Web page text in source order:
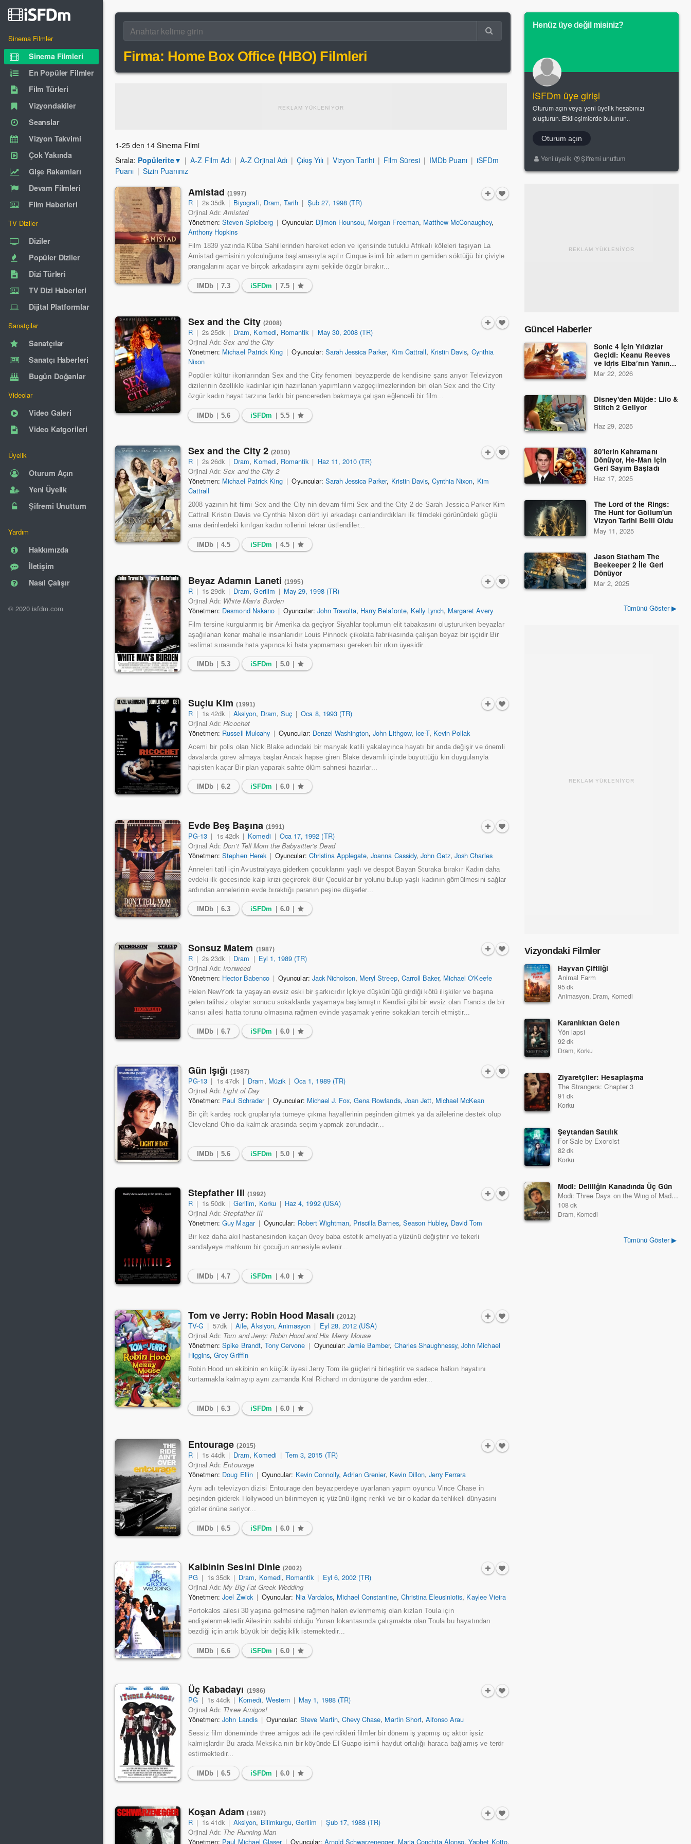
Sinema Filmler
Sinema Filmleri
En Popüler Filmler
Film Türleri
Vizyondakiler
Seanslar
Vizyon Takvimi
Çok Yakında
Gişe Rakamları
Devam Filmleri
Film Haberleri
TV Diziler
Diziler
Popüler Diziler
Dizi Türleri
TV Dizi Haberleri
Dijital Platformlar
Sanatçılar
Sanatçılar
Sanatçı Haberleri
Bugün Doğanlar
Videolar
Video Galeri
Video Katgorileri
Üyelik
Oturum Açın
Yeni Üyelik
Şifremi Unuttum
Yardım
Hakkımızda
İletişim
Nasıl Çalışır
© 2020 isfdm.com
Firma: Home Box Office (HBO) Filmleri
REKLAM YÜKLENİYOR
1-25 den 14 Sinema Filmi
Sırala: Popülerite▼ | A-Z Film Adı | A-Z Orjinal Adı | Çıkış Yılı | Vizyon Tarihi | Film Süresi | IMDb Puanı | iSFDm
Puanı | Sizin Puanınız
Amistad(1997)
R | 2s 35dk | Biyografi, Dram, Tarih | Şub 27, 1998 (TR)
Orjinal Adı:Amistad
Yönetmen: Steven Spielberg | Oyuncular: Djimon Hounsou, Morgan Freeman, Matthew McConaughey,
Anthony Hopkins
Film 1839 yazında Küba Sahillerinden hareket eden ve içerisinde tutuklu Afrikalı köleleri taşıyan La
Amistad gemisinin yolculuğuna başlamasıyla açılır Cinque isimli bir adamın gemiden söktüğü bir çiviyle
prangalarını açar ve birçok arkadaşını aynı şekilde özgür bırakır...
IMDb 7.3 iSFDm 7.5
Sex and the City (2008)
R | 2s 25dk | Dram, Komedi, Romantik | May 30, 2008 (TR)
Orjinal Adı:Sex and the City
Yönetmen: Michael Patrick King | Oyuncular: Sarah Jessica Parker, Kim Cattrall, Kristin Davis, Cynthia
Nixon
Popüler kültür ikonlarından Sex and the City fenomeni beyazperde de kendisine şans arıyor Televizyon
dizilerinin özellikle kadınlar için hazırlanan yapımların vazgeçilmezlerinden biri olan Sex and the City
özgür kadın hayat tarzına farklı bir pencereden bakmaya çalışan eğlenceli bir film...
IMDb 5.6 iSFDm 5.5
Sex and the City 2 (2010)
R | 2s 26dk | Dram, Komedi, Romantik | Haz 11, 2010 (TR)
Orjinal Adı:Sex and the City 2
Yönetmen: Michael Patrick King | Oyuncular: Sarah Jessica Parker, Kristin Davis,Cynthia Nixon, Kim
Cattrall
2008 yazının hit filmi Sex and the City nin devam filmi Sex and the City 2 de Sarah Jessica Parker Kim
Cattrall Kristin Davis ve Cynthia Nixon dört iyi arkadaşı canlandırdıkları ilk filmdeki görünürdeki güçlü
ama derinlerdeki kırılgan kadın rollerini tekrar üstlendiler...
IMDb 4.5 iSFDm 4.5
Beyaz Adamın Laneti (1995)
R | 1s 29dk | Dram,Gerilim | May 29, 1998 (TR)
Orjinal Adı: White Man's Burden
Yönetmen: Desmond Nakano | Oyuncular: John Travolta, Harry Belafonte, Kelly Lynch, Margaret Avery
Film tersine kurgulanmış bir Amerika da geçiyor Siyahlar toplumun elit tabakasını oluştururken beyazlar
aşağılanan kenar mahalle insanlarıdır Louis Pinnock çikolata fabrikasında çalışan beyaz bir işçidir Bir
teslimat sırasında hata yapınca ki hata yapmaması gereken bir ırkın üyesidir...
IMDb 5.3 iSFDm 5.0
Suçlu Kim(1991)
R | 1s 42dk | Aksiyon, Dram, Suç | Oca 8, 1993 (TR)
Orjinal Adı: Ricochet
Yönetmen: Russell Mulcahy | Oyuncular: Denzel Washington,John Lithgow, Ice-T, Kevin Pollak
Acemi bir polis olan Nick Blake adındaki bir manyak katili yakalayınca hayatı bir anda değişir ve önemli
davalarda görev almaya başlar Ancak hapse giren Blake devamlı içinde büyüttüğü kin duygularıyla
hapisten kaçar Bir plan yaparak sahte ölüm sahnesi hazırlar...
IMDb 6.2 iSFDm 6.0
Evde Beş Başına (1991)
PG-13 | 1s 42dk | Komedi | Oca 17, 1992 (TR)
Orjinal Adı:Don't Tell Mom the Babysitter's Dead
Yönetmen: Stephen Herek | Oyuncular: Christina Applegate,Joanna Cassidy, John Getz,Josh Charles
Anneleri tatil için Avustralyaya giderken çocuklarını yaşlı ve despot Bayan Sturaka bırakır Kadın daha
evdeki ilk gecesinde kalp krizi geçirerek ölür Çocuklar bir yolunu bulup yaşlı kadının gömülmesini sağlar
ardından annelerinin evde bıraktığı paranın peşine düşerler...
IMDb 6.3 iSFDm 6.0
Sonsuz Matem (1987)
R | 2s 23dk | Dram | Eyl 1, 1989 (TR)
Orjinal Adı: Ironweed
Yönetmen: Hector Babenco | Oyuncular: Jack Nicholson, Meryl Streep, Carroll Baker, Michael O'Keefe
Helen NewYork ta yaşayan evsiz eski bir şarkıcıdır İçkiye düşkünlüğü girdiği kötü ilişkiler ve başına
gelen talihsiz olaylar sonucu sokaklarda yaşamaya başlamıştır Kendisi gibi bir evsiz olan Francis de bir
karısı ailesi hatta torunu olmasına rağmen evinde yaşamak yerine sokakları tercih etmiştir...
IMDb 6.7 iSFDm 6.0
Gün Işığı(1987)
PG-13 | 1s 47dk | Dram, Müzik | Oca 1, 1989 (TR)
Orjinal Adı:Light of Day
Yönetmen: Paul Schrader | Oyuncular: Michael J. Fox,Gena Rowlands, Joan Jett, Michael McKean
Bir çift kardeş rock gruplarıyla turneye çıkma hayallerinin peşinden gitmek ya da ailelerine destek olup
Cleveland Ohio da kalmak arasında seçim yapmak zorundadır...
IMDb 5.6 iSFDm 5.0
Stepfather III (1992)
R | 1s 50dk | Gerilim, Korku | Haz 4, 1992 (USA)
Orjinal Adı:Stepfather III
Yönetmen: Guy Magar | Oyuncular: Robert Wightman, Priscilla Barnes, Season Hubley, David Tom
Bir kez daha akıl hastanesinden kaçan üvey baba estetik ameliyatla yüzünü değiştirir ve tekerli
sandalyeye mahkum bir çocuğun annesiyle evlenir...
IMDb 4.7 iSFDm 4.0
Tom ve Jerry: Robin Hood Masalı(2012)
TV-G | 57dk | Aile,Aksiyon, Animasyon | Eyl 28, 2012 (USA)
Orjinal Adı: Tom and Jerry: Robin Hood and His Merry Mouse
Yönetmen: Spike Brandt, Tony Cervone | Oyuncular: Jamie Bamber, Charles Shaughnessy,John Michael
Higgins,Grey Griffin
Robin Hood un ekibinin en küçük üyesi Jerry Tom ile güçlerini birleştirir ve sadece halkın hayatını
kurtarmakla kalmayıp aynı zamanda Kral Richard ın dönüşüne de yardım eder...
IMDb 6.3 iSFDm 6.0
Entourage(2015)
R | 1s 44dk | Dram, Komedi | Tem 3, 2015 (TR)
Orjinal Adı:Entourage
Yönetmen: Doug Ellin | Oyuncular: Kevin Connolly,Adrian Grenier, Kevin Dillon,Jerry Ferrara
Aynı adlı televizyon dizisi Entourage den beyazperdeye uyarlanan yapım oyuncu Vince Chase in
peşinden giderek Hollywood un bilinmeyen iç yüzünü ilginç renkli ve bir o kadar da tehlikeli dünyasını
gözler önüne seriyor...
IMDb 6.5 iSFDm 6.0
Kalbinin Sesini Dinle (2002)
PG | 1s 35dk | Dram, Komedi, Romantik | Eyl 6, 2002 (TR)
Orjinal Adı:My Big Fat Greek Wedding
Yönetmen: Joel Zwick | Oyuncular: Nia Vardalos, Michael Constantine, Christina Eleusiniotis, Kaylee Vieira
Portokalos ailesi 30 yaşına gelmesine rağmen halen evlenmemiş olan kızları Toula için
endişelenmektedir Ailesinin sahibi olduğu Yunan lokantasında çalışmakta olan Toula bu hayatından
bezdiği için artık büyük bir değişiklik istemektedir...
IMDb 6.6 iSFDm 6.0
Üç Kabadayı (1986)
PG | 1s 44dk | Komedi, Western | May 1, 1988 (TR)
Orjinal Adı: Three Amigos!
Yönetmen: John Landis | Oyuncular: Steve Martin,Chevy Chase, Martin Short, Alfonso Arau
Sessiz film döneminde three amigos adı ile çevirdikleri filmler bir dönem iş yapmış üç aktör işsiz
kalmışlardır Bu arada Meksika nın bir köyünde El Guapo isimli haydut ortalığı haraca bağlamış ve terör
estirmektedir...
IMDb 6.5 iSFDm 6.0
Koşan Adam(1987)
R | 1s 41dk | Aksiyon, Bilimkurgu, Gerilim | Şub 17, 1988 (TR)
Orjinal Adı: The Running Man
Yönetmen: Paul Michael Glaser | Oyuncular: Arnold Schwarzenegger, Maria Conchita Alonso,Yaphet Kotto,
Henüz üye değil misiniz?
iSFDm üye girişi
Oturum açın veya yeni üyelik hesabınızı
oluşturun. Etkileşimlerde bulunun..
Oturum açın
Yeni üyelik Şifremi unuttum
REKLAM YÜKLENİYOR
Güncel Haberler
Sonic 4 İçin Yıldızlar
Geçidi: Keanu Reeves
ve Idris Elba’nın Yanına
Dev İsimler Katıldı!
Mar 22, 2026
Disney'den Müjde: Lilo &
Stitch 2 Geliyor
Haz 29, 2025
80'lerin Kahramanı
Dönüyor, He-Man için
Geri Sayım Başladı
Haz 17, 2025
The Lord of the Rings:
The Hunt for Gollum'un
Vizyon Tarihi Belli Oldu
May 11, 2025
Jason Statham The
Beekeeper 2 İle Geri
Dönüyor
Mar 2, 2025
Tümünü Göster ▶
REKLAM YÜKLENİYOR
Vizyondaki Filmler
Hayvan Çiftliği
Animal Farm
95 dk
Animasyon, Dram, Komedi
Karanlıktan Gelen
Yön lapsi
92 dk
Dram, Korku
Ziyaretçiler: Hesaplaşma
The Strangers: Chapter 3
91 dk
Korku
Şeytandan Satılık
For Sale by Exorcist
82 dk
Korku
Modi: Deliliğin Kanadında Üç Gün
Modi: Three Days on the Wing of Madness
108 dk
Dram, Komedi
Tümünü Göster ▶